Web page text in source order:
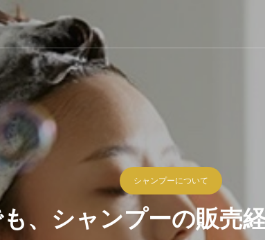
シャンプーについて
、シャンプーの販売